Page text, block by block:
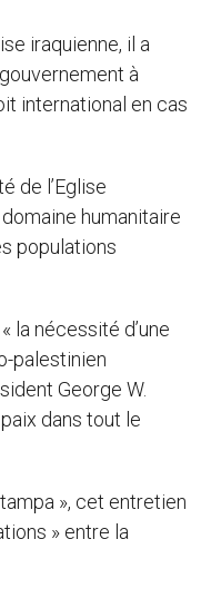
iraquienne, il a
à
international en cas
de l’Eglise
humanitaire
populations
la nécessité d’une
palestinien
George W.
dans tout le
», cet entretien
» entre la